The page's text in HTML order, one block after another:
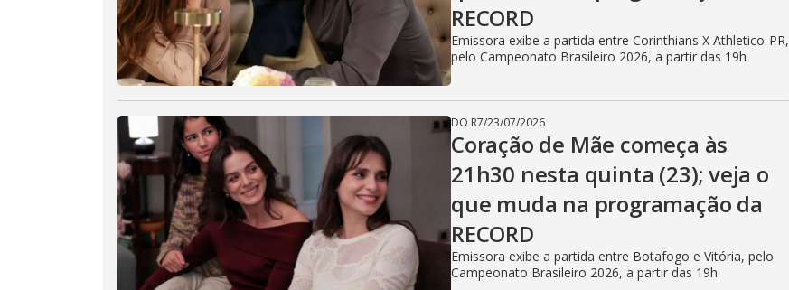
i
d
e
o
RECORD
Emissora exibe a partida entre Corinthians X Athletico-PR,
pelo Campeonato Brasileiro 2026, a partir das 19h
DO R7/23/07/2026
Coração de Mãe começa às
21h30 nesta quinta (23); veja o
que muda na programação da
RECORD
Emissora exibe a partida entre Botafogo e Vitória, pelo
Campeonato Brasileiro 2026, a partir das 19h